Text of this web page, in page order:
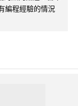
編程經驗的情況